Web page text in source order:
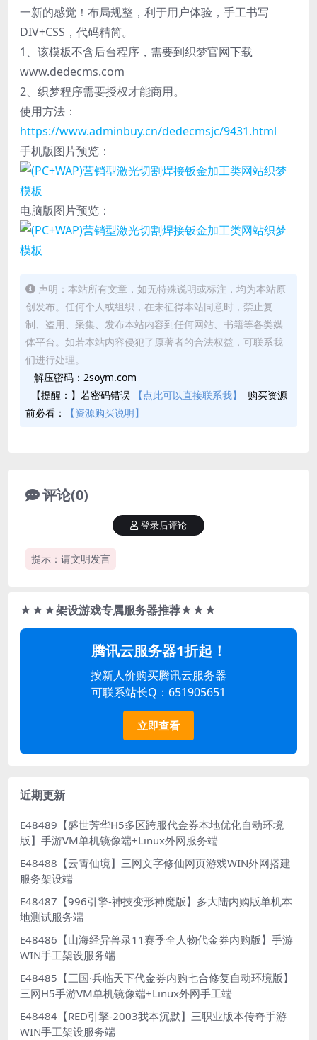
一新的感觉！布局规整，利于用户体验，手工书写
DIV+CSS，代码精简。
1、该模板不含后台程序，需要到织梦官网下载
www.dedecms.com
2、织梦程序需要授权才能商用。
使用方法：
https://www.adminbuy.cn/dedecmsjc/9431.html
手机版图片预览：
电脑版图片预览：
声明：本站所有文章，如无特殊说明或标注，均为本站原
创发布。任何个人或组织，在未征得本站同意时，禁止复
制、盗用、采集、发布本站内容到任何网站、书籍等各类媒
体平台。如若本站内容侵犯了原著者的合法权益，可联系我
们进行处理。
解压密码：2soym.com
【提醒：】若密码错误
【点此可以直接联系我】
购买资源
前必看：
【资源购买说明】
评论(0)
提示：请文明发言
登录后评论
★★★架设游戏专属服务器推荐★★★
腾讯云服务器1折起！
按新人价购买腾讯云服务器
可联系站长Q：651905651
立即查看
近期更新
E48489【盛世芳华H5多区跨服代金券本地优化自动环境
版】手游VM单机镜像端+Linux外网服务端
E48488【云霄仙境】三网文字修仙网页游戏WIN外网搭建
服务架设端
E48487【996引擎-神技变形神魔版】多大陆内购版单机本
地测试服务端
E48486【山海经异兽录11赛季全人物代金券内购版】手游
WIN手工架设服务端
E48485【三国·兵临天下代金券内购七合修复自动环境版】
三网H5手游VM单机镜像端+Linux外网手工端
E48484【RED引擎-2003我本沉默】三职业版本传奇手游
WIN手工架设服务端